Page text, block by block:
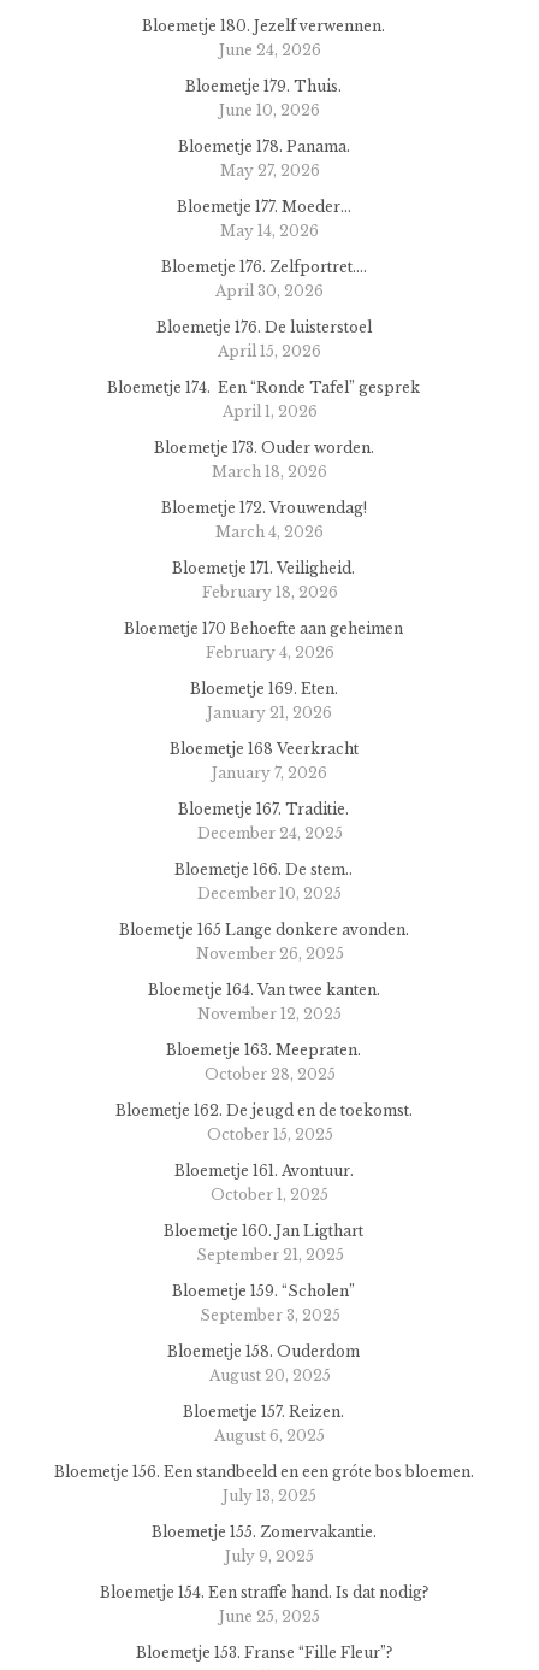
Bloemetje 180. Jezelf verwennen.
June 24, 2026
Bloemetje 179. Thuis.
June 10, 2026
Bloemetje 178. Panama.
May 27, 2026
Bloemetje 177. Moeder…
May 14, 2026
Bloemetje 176. Zelfportret….
April 30, 2026
Bloemetje 176. De luisterstoel
April 15, 2026
Bloemetje 174. Een “Ronde Tafel” gesprek
April 1, 2026
Bloemetje 173. Ouder worden.
March 18, 2026
Bloemetje 172. Vrouwendag!
March 4, 2026
Bloemetje 171. Veiligheid.
February 18, 2026
Bloemetje 170 Behoefte aan geheimen
February 4, 2026
Bloemetje 169. Eten.
January 21, 2026
Bloemetje 168 Veerkracht
January 7, 2026
Bloemetje 167. Traditie.
December 24, 2025
Bloemetje 166. De stem..
December 10, 2025
Bloemetje 165 Lange donkere avonden.
November 26, 2025
Bloemetje 164. Van twee kanten.
November 12, 2025
Bloemetje 163. Meepraten.
October 28, 2025
Bloemetje 162. De jeugd en de toekomst.
October 15, 2025
Bloemetje 161. Avontuur.
October 1, 2025
Bloemetje 160. Jan Ligthart
September 21, 2025
Bloemetje 159. “Scholen”
September 3, 2025
Bloemetje 158. Ouderdom
August 20, 2025
Bloemetje 157. Reizen.
August 6, 2025
Bloemetje 156. Een standbeeld en een gróte bos bloemen.
July 13, 2025
Bloemetje 155. Zomervakantie.
July 9, 2025
Bloemetje 154. Een straffe hand. Is dat nodig?
June 25, 2025
Bloemetje 153. Franse “Fille Fleur”?